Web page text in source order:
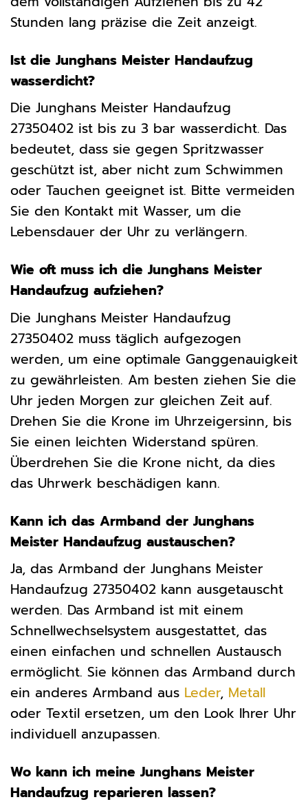
Stunden lang präzise die Zeit anzeigt.
Ist die Junghans Meister Handaufzug
wasserdicht?
Die Junghans Meister Handaufzug
27350402 ist bis zu 3 bar wasserdicht. Das
bedeutet, dass sie gegen Spritzwasser
geschützt ist, aber nicht zum Schwimmen
oder Tauchen geeignet ist. Bitte vermeiden
Sie den Kontakt mit Wasser, um die
Lebensdauer der Uhr zu verlängern.
Wie oft muss ich die Junghans Meister
Handaufzug aufziehen?
Die Junghans Meister Handaufzug
27350402 muss täglich aufgezogen
werden, um eine optimale Ganggenauigkeit
zu gewährleisten. Am besten ziehen Sie die
Uhr jeden Morgen zur gleichen Zeit auf.
Drehen Sie die Krone im Uhrzeigersinn, bis
Sie einen leichten Widerstand spüren.
Überdrehen Sie die Krone nicht, da dies
das Uhrwerk beschädigen kann.
Kann ich das Armband der Junghans
Meister Handaufzug austauschen?
Ja, das Armband der Junghans Meister
Handaufzug 27350402 kann ausgetauscht
werden. Das Armband ist mit einem
Schnellwechselsystem ausgestattet, das
einen einfachen und schnellen Austausch
ermöglicht. Sie können das Armband durch
ein anderes Armband aus Leder, Metall
oder Textil ersetzen, um den Look Ihrer Uhr
individuell anzupassen.
Wo kann ich meine Junghans Meister
Handaufzug reparieren lassen?